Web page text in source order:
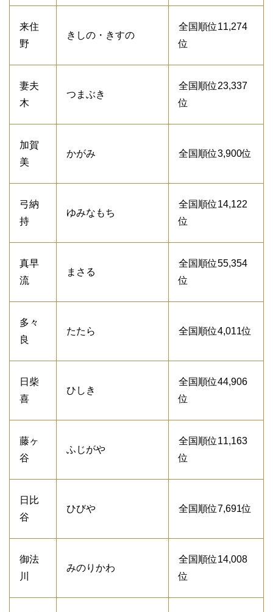
来住
野
きしの・きすの
全国順位11,274
位
妻夫
木
つまぶき
全国順位23,337
位
加賀
美
かがみ 全国順位3,900位
弓納
持
ゆみなもち
全国順位14,122
位
真早
流
まさる
全国順位55,354
位
多々
良
たたら 全国順位4,011位
日柴
喜
ひしき
全国順位44,906
位
藤ヶ
谷
ふじがや
全国順位11,163
位
日比
谷
ひびや 全国順位7,691位
御法
川
みのりかわ
全国順位14,008
位